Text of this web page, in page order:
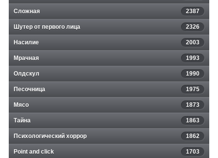
Сложная 2387
Шутер от первого лица 2326
Насилие 2003
Мрачная 1993
Олдскул 1990
Песочница 1975
Мясо 1873
Тайна 1863
Психологический хоррор 1862
Point and click 1703